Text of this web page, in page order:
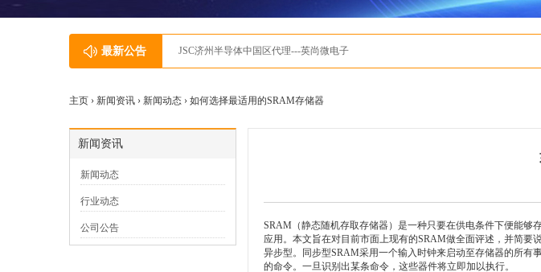
最新公告 英尚微获得灵动微颁发的灵动MindSPIN有感方波电机小型合格证
主页 › 新闻资讯 › 新闻动态 › 如何选择最适用的SRAM存储器
新闻资讯
新闻动态
行业动态
公司公告
SRAM（静态随机存取存储器）是一种只要在供电条件下便能够
应用。本文旨在对目前市面上现有的SRAM做全面评述，并简要
异步型。同步型SRAM采用一个输入时钟来启动至存储器的所
的命令。一旦识别出某条命令，这些器件将立即加以执行。